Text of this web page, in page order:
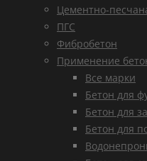
Цементно-
ПГС
Фибробетон
Применение
Все марки
Бетон для
Бетон для
Бетон для